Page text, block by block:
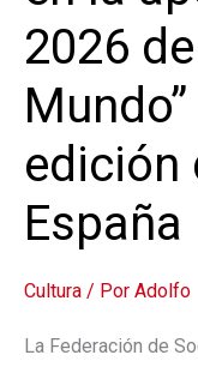
2026
edición
España
Cultura / Por Adolfo
La Federación de
la
apertura
del
ciclo
2026
de
del